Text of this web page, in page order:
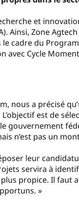
et
Ainsi, Zone
cadre du
Cycle
nous a précisé
est de
gouvernement
n’est pas un
leur
servira à
propice. Il faut
»